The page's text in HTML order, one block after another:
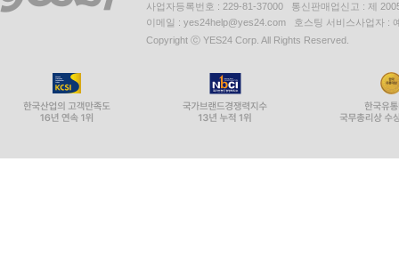
사업자등록번호 : 229-81-37000 통신판매업신고 : 제
이메일 : yes24help@yes24.com 호스팅 서비스사업자 :
Copyright ⓒ YES24 Corp. All Rights Reserved.